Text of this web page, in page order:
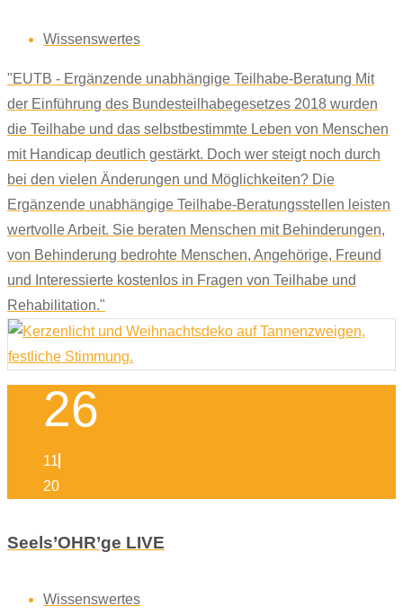
Wissenswertes
"EUTB - Ergänzende unabhängige Teilhabe-Beratung Mit
der Einführung des Bundesteilhabegesetzes 2018 wurden
die Teilhabe und das selbstbestimmte Leben von Menschen
mit Handicap deutlich gestärkt. Doch wer steigt noch durch
bei den vielen Änderungen und Möglichkeiten? Die
Ergänzende unabhängige Teilhabe-Beratungsstellen leisten
wertvolle Arbeit. Sie beraten Menschen mit Behinderungen,
von Behinderung bedrohte Menschen, Angehörige, Freund
und Interessierte kostenlos in Fragen von Teilhabe und
Rehabilitation."
26
11
20
Seels’OHR’ge LIVE
Wissenswertes